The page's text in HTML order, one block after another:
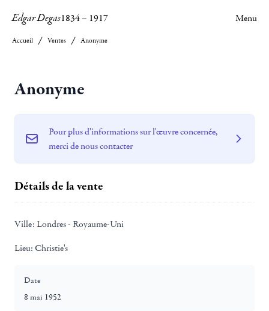
Edgar Degas1834– 1917 Menu
Accueil Ventes Anonyme
Anonyme
Pour plus d'informations sur l'œuvre concernée,
merci de nous contacter
Détails de la vente
Ville: Londres - Royaume-Uni
Lieu: Christie's
Date
8 mai 1952